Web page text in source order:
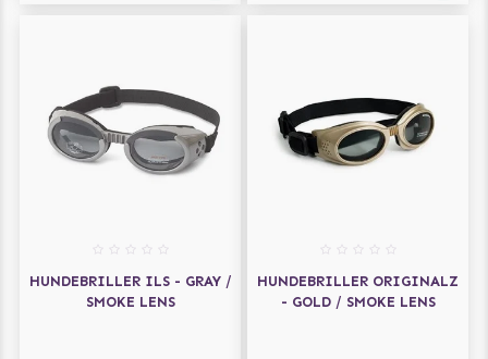
HUNDEBRILLER ILS - GRAY /
SMOKE LENS
HUNDEBRILLER ORIGINALZ
- GOLD / SMOKE LENS